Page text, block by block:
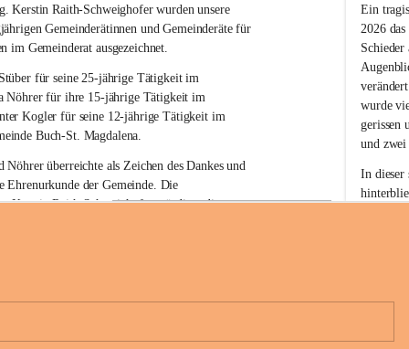
Kerstin Raith-Schweighofer wurden unsere
Gemeinderätinnen und Gemeinderäte für
im Gemeinderat ausgezeichnet.
für seine 25-jährige Tätigkeit im
Nöhrer für ihre 15-jährige Tätigkeit im
Kogler für seine 12-jährige Tätigkeit im
Buch-St. Magdalena.
Nöhrer überreichte als Zeichen des Dankes und
Ehrenurkunde der Gemeinde. Die
Kerstin Raith-Schweighofer würdigte die
+6
-
S
t
.
M
a
g
d
a
e
n
a
Ein
2026
wurde
gerissen
und
In dieser